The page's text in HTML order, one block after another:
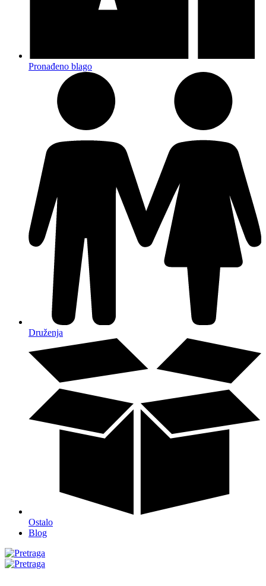
Pronađeno blago
Druženja
Ostalo
Blog